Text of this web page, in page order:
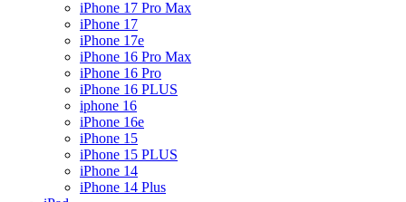
iPhone 17 Pro Max
iPhone 17
iPhone 17e
iPhone 16 Pro Max
iPhone 16 Pro
iPhone 16 PLUS
iphone 16
iPhone 16e
iPhone 15
iPhone 15 PLUS
iPhone 14
iPhone 14 Plus